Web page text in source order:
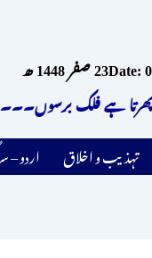
Date:23 صفر 1448 ھ
ہے فلک برسوں۔۔۔ تب
تہذیب و اخلاق اردو –